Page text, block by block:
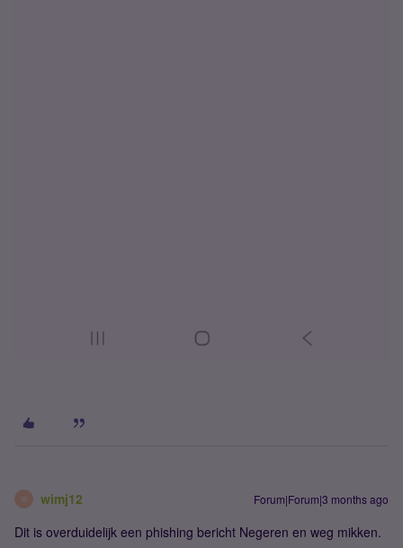
W wimj12 Forum|Forum|3 months ago
Dit is overduidelijk een phishing bericht Negeren en weg mikken.